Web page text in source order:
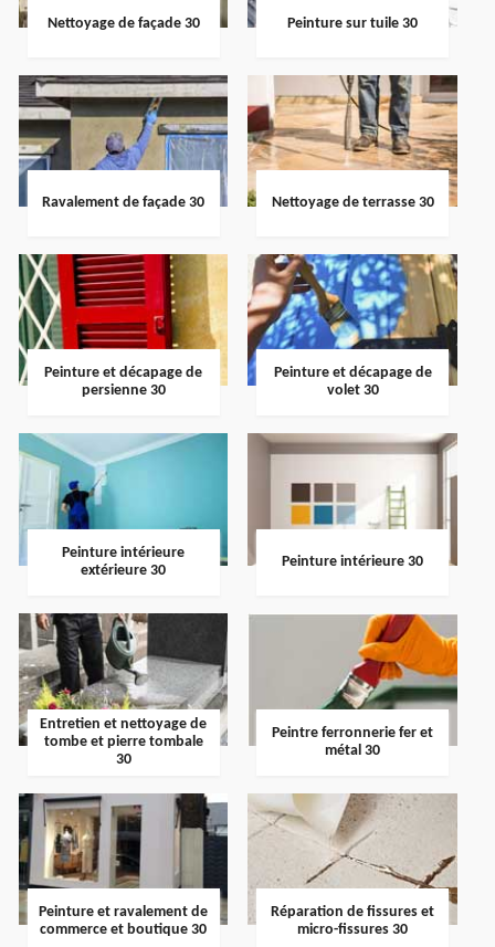
Nettoyage de façade 30 Peinture sur tuile 30
Ravalement de façade 30 Nettoyage de terrasse 30
Peinture et décapage de
persienne 30
Peinture et décapage de
volet 30
Peinture intérieure
extérieure 30
Peinture intérieure 30
Entretien et nettoyage de
tombe et pierre tombale
30
Peintre ferronnerie fer et
métal 30
Peinture et ravalement de
commerce et boutique 30
Réparation de fissures et
micro-fissures 30